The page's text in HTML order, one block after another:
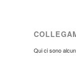
Qui ci sono